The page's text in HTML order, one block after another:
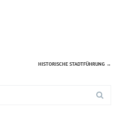
HISTORISCHE STADTFÜHRUNG →